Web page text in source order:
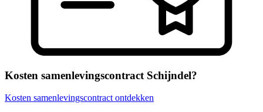
Kosten samenlevingscontract Schijndel?
Kosten samenlevingscontract ontdekken